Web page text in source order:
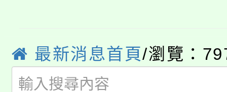
局官網。
8月14至27日，桃園電
開!
115年桃園市運動會8/
最新消息首頁/瀏覽：